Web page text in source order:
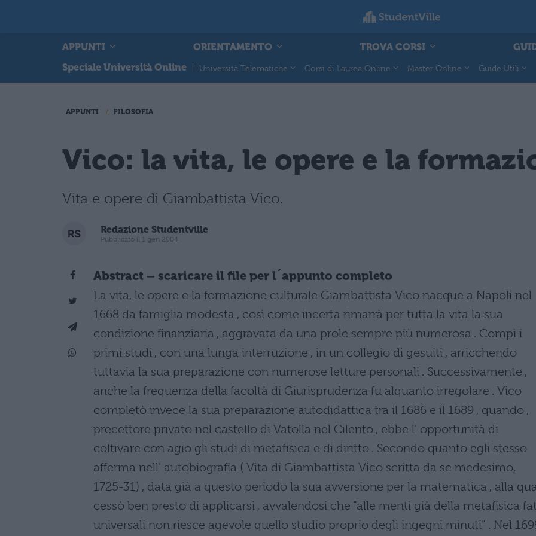
APPUNTI ORIENTAMENTO TROVA CORSI
Speciale Università Online
Università Telematiche Corsi di Laurea Online Master Online Guide Utili
APPUNTI FILOSOFIA
Vico: la vita, le opere e la
Vita e opere di Giambattista Vico.
Redazione Studentville
Pubblicato il 1 gen 2004
Abstract – scaricare il file per l´appunto completo
La vita, le opere e la formazione culturale Giambattista Vico nacque a Napoli nel
1668 da famiglia modesta , così come incerta rimarrà per tutta la vita la sua
condizione finanziaria , aggravata da una prole sempre più numerosa . Compì i
primi studi , con una lunga interruzione , in un collegio di gesuiti , arricchendo
tuttavia la sua preparazione con numerose letture personali . Successivamente ,
anche la frequenza della facoltà di Giurisprudenza fu alquanto irregolare . Vico
completò invece la sua preparazione autodidattica tra il 1686 e il 1689 , quando ,
precettore privato nel castello di Vatolla nel Cilento , ebbe l’ opportunità di
coltivare con agio gli studi di metafisica e di diritto . Secondo quanto egli stesso
afferma nell’ autobiografia ( Vita di Giambattista Vico scritta da se medesimo,
1725-31) , data già a questo periodo la sua avversione per la matematica , alla
cessò ben presto di applicarsi , avvalendosi che “alle menti già della metafisica
universali non riesce agevole quello studio proprio degli ingegni minuti” . Nel